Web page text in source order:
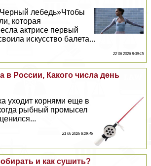
лебедь»Чтобы
которая
актрисе первый
искусство балета...
22 06 2026 8:39:15
в России, Какого числа день
уходит корнями еще в
рыбный промысел
21 06 2026 8:29:46
и как сушить?